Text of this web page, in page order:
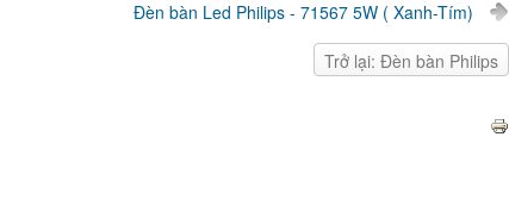
Đèn bàn Led Philips - 71567 5W ( Xanh-Tím)
Trở lại: Đèn bàn Philips